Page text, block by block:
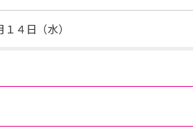
４日（水）